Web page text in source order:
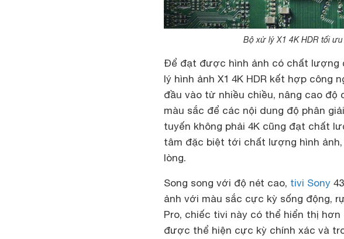
Bộ xử lý X1 4K HDR tối
Để đạt được hình ảnh có chất lượng
lý hình ảnh X1 4K HDR kết hợp công
đầu vào từ nhiều chiều, nâng cao
màu sắc để các nội dung độ phân
tuyến không phải 4K cũng đạt chất
tâm đặc biệt tới chất lượng hình ảnh,
lòng.
Song song với độ nét cao, tivi Sony
ảnh với màu sắc cực kỳ sống động,
Pro, chiếc tivi này có thể hiển thị
được thể hiện cực kỳ chính xác và